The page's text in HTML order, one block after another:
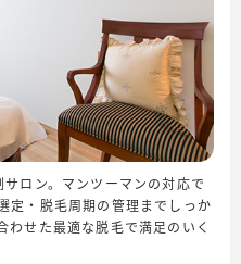
ロン。マンツーマンの対応で
定・脱毛周期の管理までしっか
わせた最適な脱毛で満足のいく